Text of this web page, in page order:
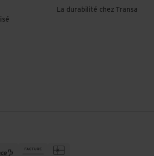
La durabilité chez Transa